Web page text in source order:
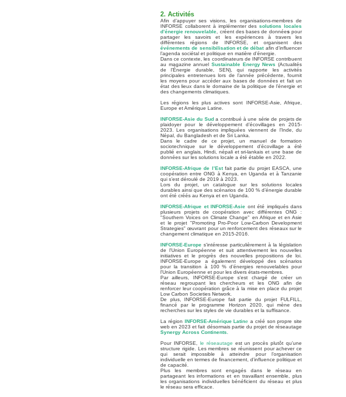
2. Activités
Afin d’appuyer ses visions, les organisations-membres de
INFORSE collaborent à implémenter dessolutions locales
d’énergie renouvelable , créent des bases de données pour
partager les savoirs et les expériences à travers les
différentes régions de INFORSE, et organisent des
événements de sensibilisation et de débatafin d’influencer
l’agenda sociétal et politique en matière d’énergie.
Dans ce contexte, les coordinateurs de INFORSE contribuent
au magazine annuel Sustainable Energy News (Actualités
de l’Énergie durable, SEN), qui rapporte les activités
principales entretenues lors de l’année précédente, fournit
les moyens pour accéder aux bases de données et fait un
état des lieux dans le domaine de la politique de l’énergie et
des changements climatiques.
Les régions les plus actives sont INFORSE-Asie, Afrique,
Europe et Amérique Latine.
INFORSE-Asie du Suda contribué à une série de projets de
plaidoyer pour le développement d’écovillages en 2015-
2023. Les organisations impliquées viennent de l’Inde, du
Népal, du Bangladesh et de Sri Lanka.
Dans le cadre de ce projet, un manuel de formation
sociotechnique sur le développement d’écovillage a été
publié en anglais, Hindi, népali et sri-lankais et une base de
données sur les solutions locale a été établie en 2022.
INFORSE-Afrique de l’Estfait partie du projet EASCA, une
coopération entre ONG à Kenya, en Uganda et à Tanzanie
qui s’est déroulé de 2019 à 2023.
Lors du projet, un catalogue sur les solutions locales
durables ainsi que des scénarios de 100 % d’énergie durable
ont été créés au Kenya et en Uganda.
INFORSE-Afrique et INFORSE-Asie ont été impliqués dans
plusieurs projets de coopération avec différentes ONG :
"Southern Voices on Climate Change" en Afrique et en Asie
et le projet "Promoting Pro-Poor Low-Carbon Development
Strategies" œuvrant pour un renforcement des réseaux sur le
changement climatique en 2015-2016.
INFORSE-Europe s'intéresse particulièrement à la législation
de l'Union Européenne et suit attentivement les nouvelles
initiatives et le progrès des nouvelles propositions de loi.
INFORSE-Europe a également développé des scénarios
pour la transition à 100 % d’énergies renouvelables pour
l'Union Européenne et pour les divers états-membres.
Par ailleurs, INFORSE-Europe s'est chargé de créer un
réseau regroupant les chercheurs et les ONG afin de
renforcer leur coopération grâce à la mise en place du projet
Low Carbon Societies Network.
De plus, INFORSE-Europe fait partie du projet FULFILL,
financé par le programme Horizon 2020, qui mène des
recherches sur les styles de vie durables et la suffisance.
La région INFORSE-Amérique Latine a créé son propre site
web en 2023 et fait désormais partie du projet de réseautage
Synergy Across Continents.
Pour INFORSE,
le réseautage est un procès plutôt qu’une
structure rigide. Les membres se réunissent pour achever ce
qui serait impossible à atteindre pour l’organisation
individuelle en termes de financement, d’influence politique et
de capacité.
Plus les membres sont engagés dans le réseau en
partageant les informations et en travaillant ensemble, plus
les organisations individuelles bénéficient du réseau et plus
le réseau sera efficace.